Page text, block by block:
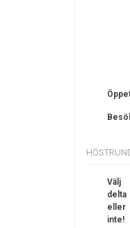
Välj
delta
eller
inte!